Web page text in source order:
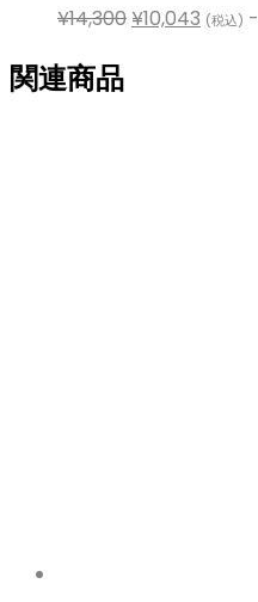
¥14,300 ¥10,043 (税込)
関連商品